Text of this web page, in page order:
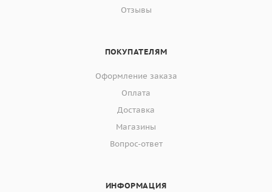
Отзывы
ПОКУПАТЕЛЯМ
Оформление заказа
Оплата
Доставка
Магазины
Вопрос-ответ
ИНФОРМАЦИЯ